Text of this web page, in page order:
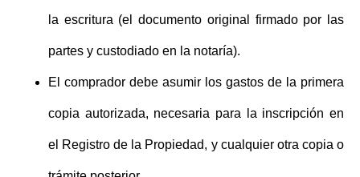
la escritura (el documento original firmado por las
partes y custodiado en la notaría).
El comprador debe asumir los gastos de la primera
copia autorizada, necesaria para la inscripción en
el Registro de la Propiedad, y cualquier otra copia o